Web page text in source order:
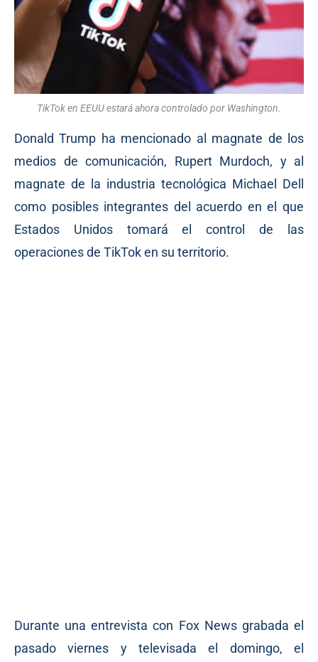
TikTok en EEUU estará ahora controlado por Washington.
Donald Trump ha mencionado al magnate de los
medios de comunicación, Rupert Murdoch, y al
magnate de la industria tecnológica Michael Dell
como posibles integrantes del acuerdo en el que
Estados Unidos tomará el control de las
operaciones de TikTok en su territorio.
Durante una entrevista con Fox News grabada el
pasado viernes y televisada el domingo, el